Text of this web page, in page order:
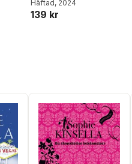
Häftad, 2024
139 kr